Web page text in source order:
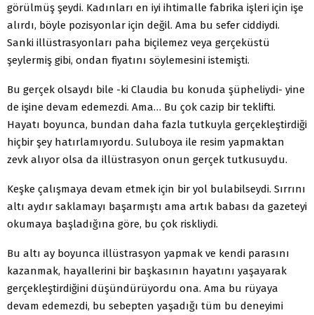
görülmüş şeydi. Kadınları en iyi ihtimalle fabrika işleri için işe
alırdı, böyle pozisyonlar için değil. Ama bu sefer ciddiydi.
Sanki illüstrasyonları paha biçilemez veya gerçeküstü
şeylermiş gibi, ondan fiyatını söylemesini istemişti.
Bu gerçek olsaydı bile -ki Claudia bu konuda şüpheliydi- yine
de işine devam edemezdi. Ama… Bu çok cazip bir teklifti.
Hayatı boyunca, bundan daha fazla tutkuyla gerçekleştirdiği
hiçbir şey hatırlamıyordu. Suluboya ile resim yapmaktan
zevk alıyor olsa da illüstrasyon onun gerçek tutkusuydu.
Keşke çalışmaya devam etmek için bir yol bulabilseydi. Sırrını
altı aydır saklamayı başarmıştı ama artık babası da gazeteyi
okumaya başladığına göre, bu çok riskliydi.
Bu altı ay boyunca illüstrasyon yapmak ve kendi parasını
kazanmak, hayallerini bir başkasının hayatını yaşayarak
gerçekleştirdiğini düşündürüyordu ona. Ama bu rüyaya
devam edemezdi, bu sebepten yaşadığı tüm bu deneyimi